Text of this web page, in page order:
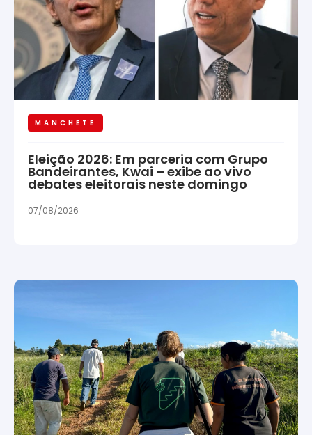
MANCHETE
Eleição 2026: Em parceria com Grupo
Bandeirantes, Kwai – exibe ao vivo
debates eleitorais neste domingo
07/08/2026